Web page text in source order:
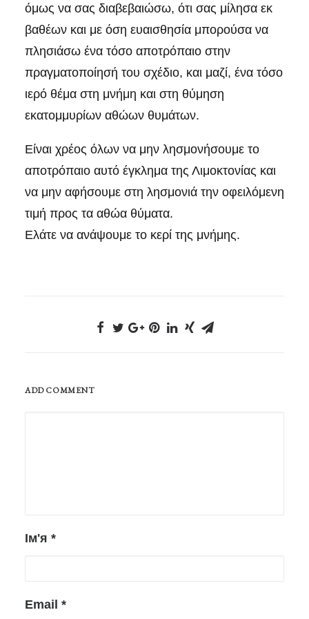
όμως να σας διαβεβαιώσω, ότι σας μίλησα εκ
βαθέων και με όση ευαισθησία μπορούσα να
πλησιάσω ένα τόσο αποτρόπαιο στην
πραγματοποίησή του σχέδιο, και μαζί, ένα τόσο
ιερό θέμα στη μνήμη και στη θύμηση
εκατομμυρίων αθώων θυμάτων.
Είναι χρέος όλων να μην λησμονήσουμε το
αποτρόπαιο αυτό έγκλημα της Λιμοκτονίας και
να μην αφήσουμε στη λησμονιά την οφειλόμενη
τιμή προς τα αθώα θύματα.
Ελάτε να ανάψουμε το κερί της μνήμης.
ADD COMMENT
Ім'я *
Email *